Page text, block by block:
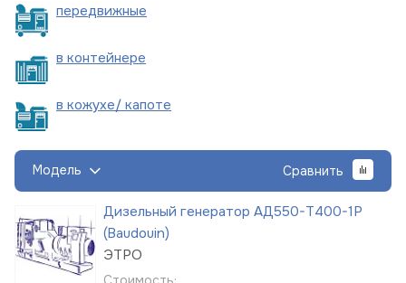
передвижные
в контейнере
в кожухе/ капоте
Модель Сравнить
Дизельный генератор АД550-Т400-1Р
(Baudouin)
ЭТРО